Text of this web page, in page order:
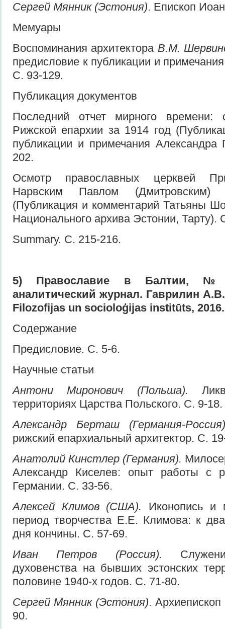
Сергей Мянник (Эстония). Епископ
Мемуары
Воспоминания архитектора В.М.
предисловие к публикации и
С. 93-129.
Публикация документов
Последний отчет мирного времени:
Рижской епархии за 1914 год
публикации и примечания Александра
202.
Осмотр православных церквей
Нарвским Павлом
(Публикация и комментарий Татьяны
Национального архива Эстонии, Тарту).
Summary. С. 215-216.
5) Православие в
аналитический журнал. Гаврилин
Filozofijas un socioloģijas institūts,
Содержание
Предисловие. С. 5-6.
Научные статьи
Антони Миронович (Польша).
территориях Царства Польского. С. 9-18.
Александр Берташ (Германия-
рижский епархиальный архитектор. С.
Анатолий Кинстлер (Германия).
Александр Киселев: опыт работы с
Германии. С. 33-56.
Алексей Климов (США). Иконопись и
период творчества Е.Е. Климова: к
дня кончины. С. 57-69.
Иван Петров (Россия).
духовенства на бывших эстонских
половине 1940-х годов. С. 71-80.
Сергей Мянник (Эстония).
90.